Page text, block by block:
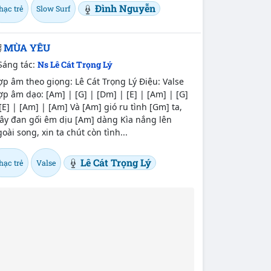
trẻ Slow Surf Đình Nguyễn
MÙA YÊU
tác:Ns Lê Cát Trọng Lý
âm theo giọng: Lê Cát Trọng Lý Điệu: Valse
âm dạo: [Am] | [G] | [Dm] | [E] | [Am] | [G]
| [Am] | [Am] Và [Am] gió ru tình [Gm] ta,
đan gối êm dịu [Am] dàng Kìa nắng lên
song, xin ta chút còn tình...
trẻ Valse Lê Cát Trọng Lý